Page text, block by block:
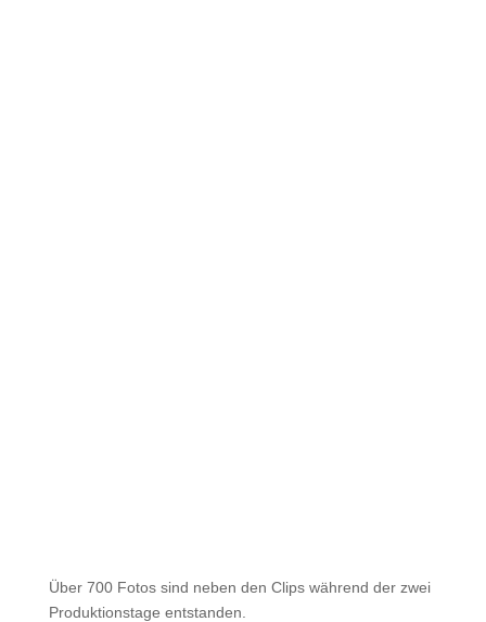
Über 700 Fotos sind neben den Clips während der zwei
Produktionstage entstanden.